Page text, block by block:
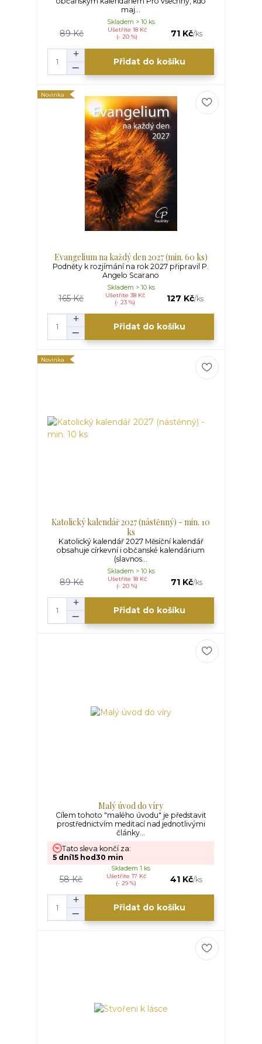
maj...
89 Kč
Ušetříte 18 Kč
(- 20 %)
71 Kč/ks
Skladem > 10 ks
Přidat do košíku
Novinka
Evangelium na každý den 2027 (min. 60 ks)
Podněty k rozjímání na rok 2027 připravil P.
Angelo Scarano
165 Kč
Ušetříte 38 Kč
(- 23 %)
127 Kč/ks
Skladem > 10 ks
Přidat do košíku
Novinka
Katolický kalendář 2027 (nástěnný) - min. 10
ks
Katolický kalendář 2027 Měsíční kalendář
obsahuje církevní i občanské kalendárium
(slavnos...
89 Kč
Ušetříte 18 Kč
(- 20 %)
71 Kč/ks
Skladem > 10 ks
Přidat do košíku
Malý úvod do víry
Cílem tohoto "malého úvodu" je představit
prostřednictvím meditací nad jednotlivými
články...
58 Kč
Ušetříte 17 Kč
(- 29 %)
41 Kč/ks
Skladem 1 ks
Tato sleva končí za:
5 dní15 hod30 min
Přidat do košíku